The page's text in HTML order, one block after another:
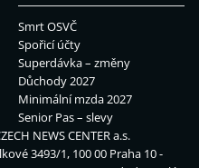
Smrt OSVČ
Spořicí účty
Superdávka – změny
Důchody 2027
Minimální mzda 2027
Senior Pas – slevy
NEWS CENTER a.s.
3493/1, 100 00 Praha 10 -